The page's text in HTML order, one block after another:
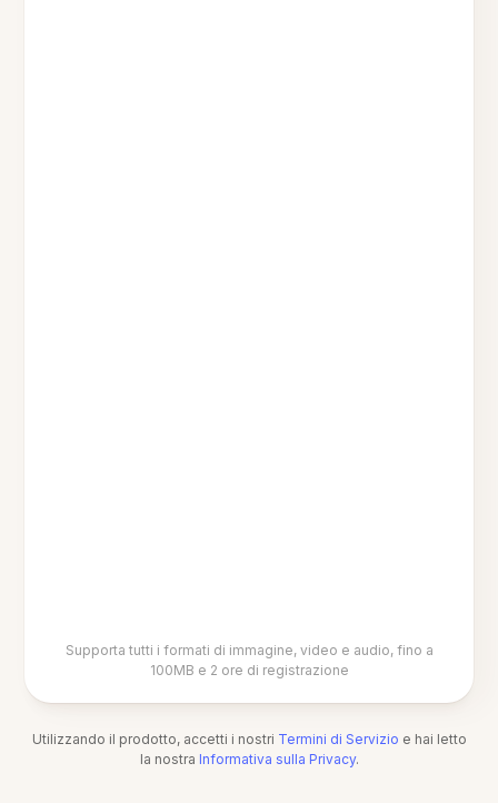
Supporta tutti i formati di immagine, video e audio, fino a
100MB e 2 ore di registrazione
Utilizzando il prodotto, accetti i nostri Termini di Servizio e hai letto
la nostra Informativa sulla Privacy.